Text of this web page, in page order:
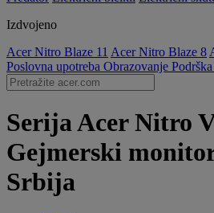
Izdvojeno
Acer Nitro Blaze 11 Acer Nitro Blaze 8
Poslovna upotreba Obrazovanje Podrška
Serija Acer Nitro
Gejmerski
Srbija